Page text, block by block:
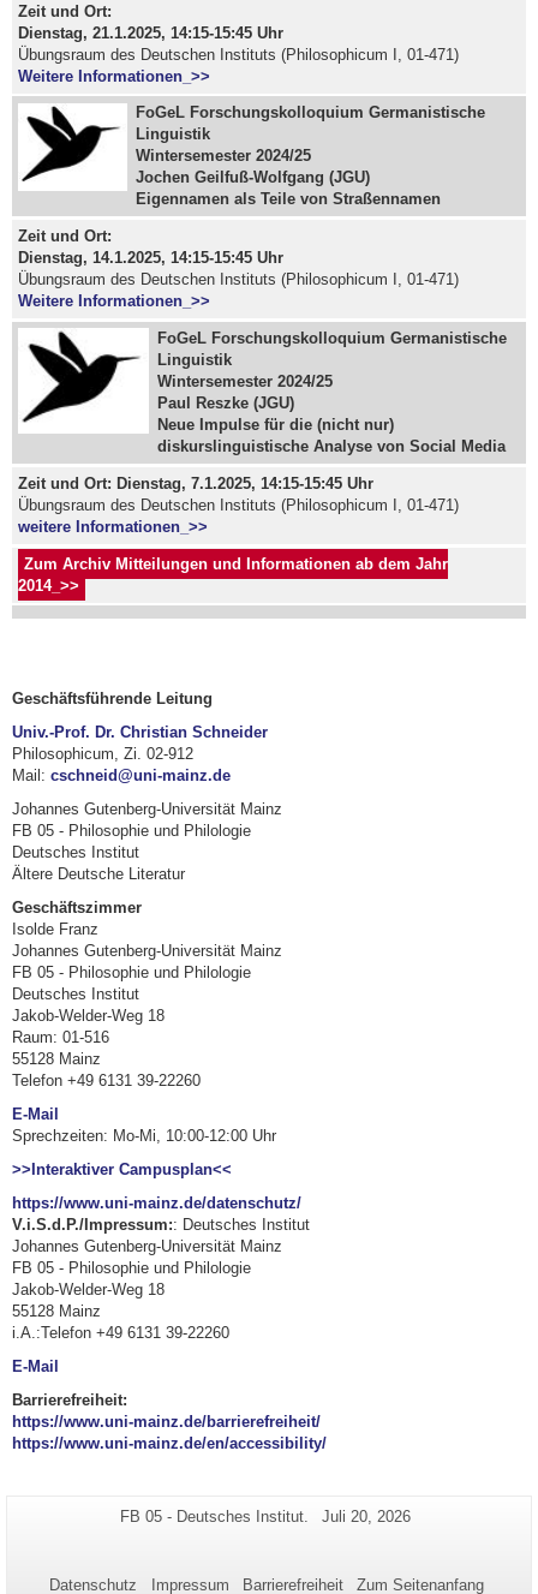
Zeit und Ort:
Dienstag, 21.1.2025, 14:15-15:45 Uhr
Übungsraum des Deutschen Instituts (Philosophicum I, 01-471)
Weitere Informationen_>>
FoGeL Forschungskolloquium Germanistische
Linguistik
Wintersemester 2024/25
Jochen Geilfuß-Wolfgang (JGU)
Eigennamen als Teile von Straßennamen
Zeit und Ort:
Dienstag, 14.1.2025, 14:15-15:45 Uhr
Übungsraum des Deutschen Instituts (Philosophicum I, 01-471)
Weitere Informationen_>>
FoGeL Forschungskolloquium Germanistische
Linguistik
Wintersemester 2024/25
Paul Reszke (JGU)
Neue Impulse für die (nicht nur)
diskurslinguistische Analyse von Social Media
Zeit und Ort: Dienstag, 7.1.2025, 14:15-15:45 Uhr
Übungsraum des Deutschen Instituts (Philosophicum I, 01-471)
weitere Informationen_>>
Zum Archiv Mitteilungen und Informationen ab dem Jahr
2014_>>
Geschäftsführende Leitung
Univ.-Prof. Dr. Christian Schneider
Philosophicum, Zi. 02-912
Mail: cschneid@uni-mainz.de
Johannes Gutenberg-Universität Mainz
FB 05 - Philosophie und Philologie
Deutsches Institut
Ältere Deutsche Literatur
Geschäftszimmer
Isolde Franz
Johannes Gutenberg-Universität Mainz
FB 05 - Philosophie und Philologie
Deutsches Institut
Jakob-Welder-Weg 18
Raum: 01-516
55128 Mainz
Telefon +49 6131 39-22260
E-Mail
Sprechzeiten: Mo-Mi, 10:00-12:00 Uhr
>>Interaktiver Campusplan<<
https://www.uni-mainz.de/datenschutz/
V.i.S.d.P./Impressum:: Deutsches Institut
Johannes Gutenberg-Universität Mainz
FB 05 - Philosophie und Philologie
Jakob-Welder-Weg 18
55128 Mainz
i.A.:Telefon +49 6131 39-22260
E-Mail
Barrierefreiheit:
https://www.uni-mainz.de/barrierefreiheit/
https://www.uni-mainz.de/en/accessibility/
Zusätzliche
Seiten-
FB 05 - Deutsches Institut.
Letzte
Juli 20, 2026
Datenschutz Impressum Barrierefreiheit Zum Seitenanfang